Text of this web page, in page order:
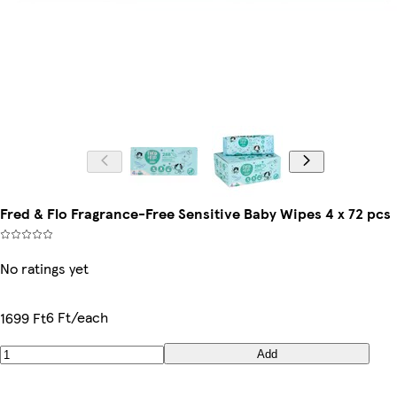
Fred & Flo Fragrance-Free Sensitive Baby Wipes 4 x 72 pcs
No ratings yet
1699 Ft6 Ft/each
Add